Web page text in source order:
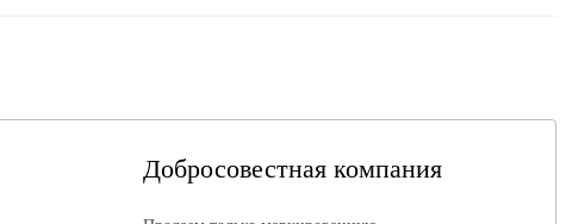
Добросовестная компания